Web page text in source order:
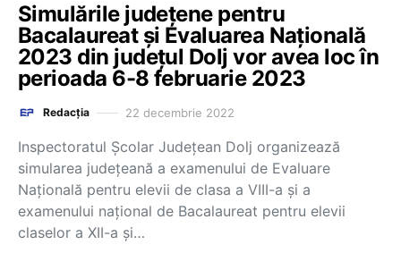
Simulările județene pentru
Bacalaureat și Evaluarea Națională
2023 din județul Dolj vor avea loc în
perioada 6-8 februarie 2023
Redacția 22 decembrie 2022
Inspectoratul Școlar Județean Dolj organizează
simularea județeană a examenului de Evaluare
Națională pentru elevii de clasa a VIII-a și a
examenului național de Bacalaureat pentru elevii
claselor a XII-a şi…